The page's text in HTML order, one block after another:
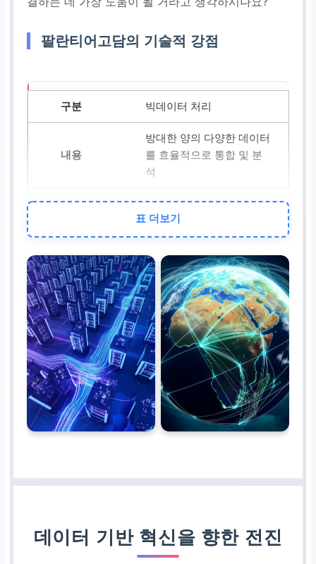
팔란티어고담의 기술적 강점
빅데이터 처리
방대한 양의 다양한 데이터
를 효율적으로 통합 및 분
석
AI/ML 기반
측, 최적의 문제 해결책 제
시
지속적인 진화
정교한 예측 분석 및 자동
화된 통찰 도출을 위한 연
구 개발
예약 문의
표 더보기
데이터 기반 혁신을 향한 전진